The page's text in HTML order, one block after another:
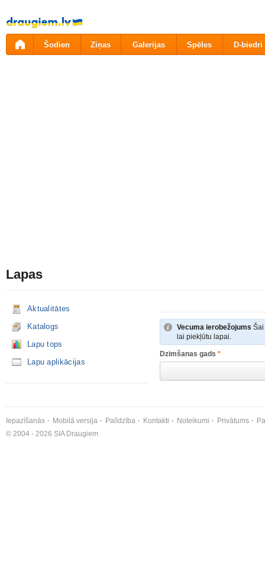
Pāriet
uz
saturu
Šodien Ziņas Galerijas Spēles D-biedri
Lapas
Aktualitātes
Katalogs
Lapu tops
Lapu aplikācijas
Vecuma ierobežojums Šai
lai piekļūtu lapai.
Dzimšanas gads *
Iepazīšanās Mobilā versija Palīdzība Kontakti Noteikumi Privātums
© 2004 - 2026 SIA Draugiem